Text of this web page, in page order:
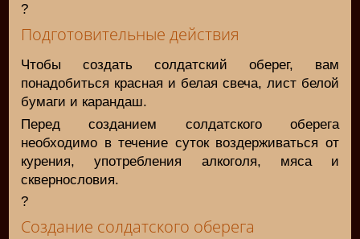
?
Подготовительные действия
Чтобы создать солдатский оберег, вам
понадобиться красная и белая свеча, лист белой
бумаги и карандаш.
Перед созданием солдатского оберега
необходимо в течение суток воздерживаться от
курения, употребления алкоголя, мяса и
сквернословия.
?
Создание солдатского оберега